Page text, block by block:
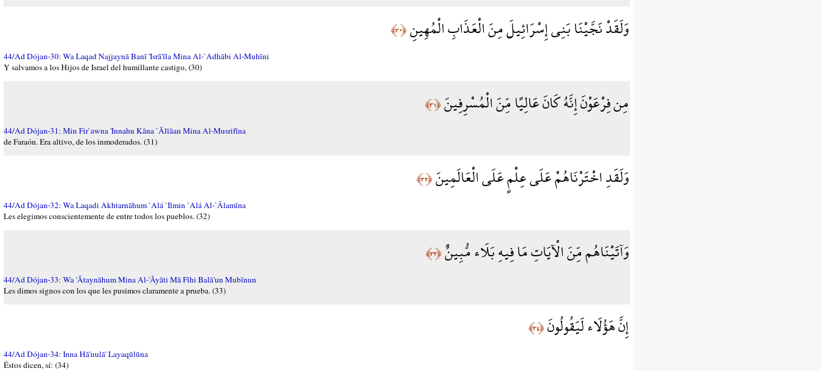
وَلَقَدْ نَجَّيْنَا بَنِي إِسْرَائِيلَ مِنَ الْعَذَابِ الْمُهِينِ﴿٣٠﴾
44/Ad Dójan-30: Wa Laqad Najjaynā Banī 'Isrā'īla Mina Al-`Adhābi Al-Muhīni
Y salvamos a los Hijos de Israel del humillante castigo, (30)
مِن فِرْعَوْنَ إِنَّهُ كَانَ عَالِيًا مِّنَ الْمُسْرِفِينَ﴿٣١﴾
44/Ad Dójan-31: Min Fir`awna 'Innahu Kāna `Ālīāan Mina Al-Musrifīna
de Faraón. Era altivo, de los inmoderados. (31)
وَلَقَدِ اخْتَرْنَاهُمْ عَلَى عِلْمٍ عَلَى الْعَالَمِينَ﴿٣٢﴾
44/Ad Dójan-32: Wa Laqadi Akhtarnāhum `Alá `Ilmin `Alá Al-`Ālamīna
Les elegimos conscientemente de entre todos los pueblos. (32)
وَآتَيْنَاهُم مِّنَ الْآيَاتِ مَا فِيهِ بَلَاء مُّبِينٌ﴿٣٣﴾
44/Ad Dójan-33: Wa 'Ātaynāhum Mina Al-'Āyāti Mā Fīhi Balā'un Mubīnun
Les dimos signos con los que les pusimos claramente a prueba. (33)
إِنَّ هَؤُلَاء لَيَقُولُونَ﴿٣٤﴾
44/Ad Dójan-34: Inna Hā'uulā' Layaqūlūna
Éstos dicen, sí: (34)